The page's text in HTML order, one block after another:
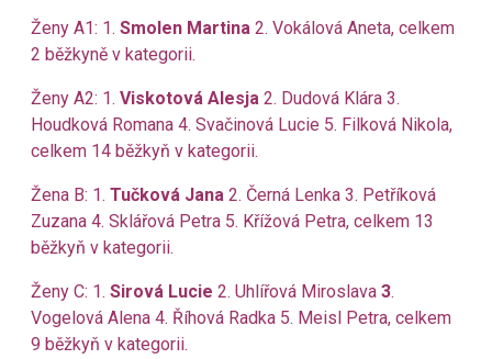
Ženy A1: 1. Smolen Martina 2. Vokálová Aneta, celkem
2 běžkyně v kategorii.
Ženy A2: 1. Viskotová Alesja 2. Dudová Klára 3.
Houdková Romana 4. Svačinová Lucie 5. Filková Nikola,
celkem 14 běžkyň v kategorii.
Žena B: 1. Tučková Jana 2. Černá Lenka 3. Petříková
Zuzana 4. Sklářová Petra 5. Křížová Petra, celkem 13
běžkyň v kategorii.
Ženy C: 1. Sirová Lucie 2. Uhlířová Miroslava 3.
Vogelová Alena 4. Říhová Radka 5. Meisl Petra, celkem
9 běžkyň v kategorii.